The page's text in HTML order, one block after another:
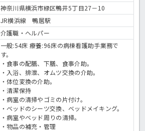
神奈川県横浜市緑区鴨井5丁目27－10
JR横浜線 鴨居駅
介護職・ヘルパー
一般:54床 療養:96床の病棟看護助手業務で
す。
・食事の配膳、下膳、食事介助。
・入浴、排泄、オムツ交換の介助。
・体位変換の介助。
・清潔保持
・病室の清掃やゴミの片付け。
・ベッドのシーツ交換、ベッドメイキング。
・病室やベッド周りの清掃。
・物品の補充・管理